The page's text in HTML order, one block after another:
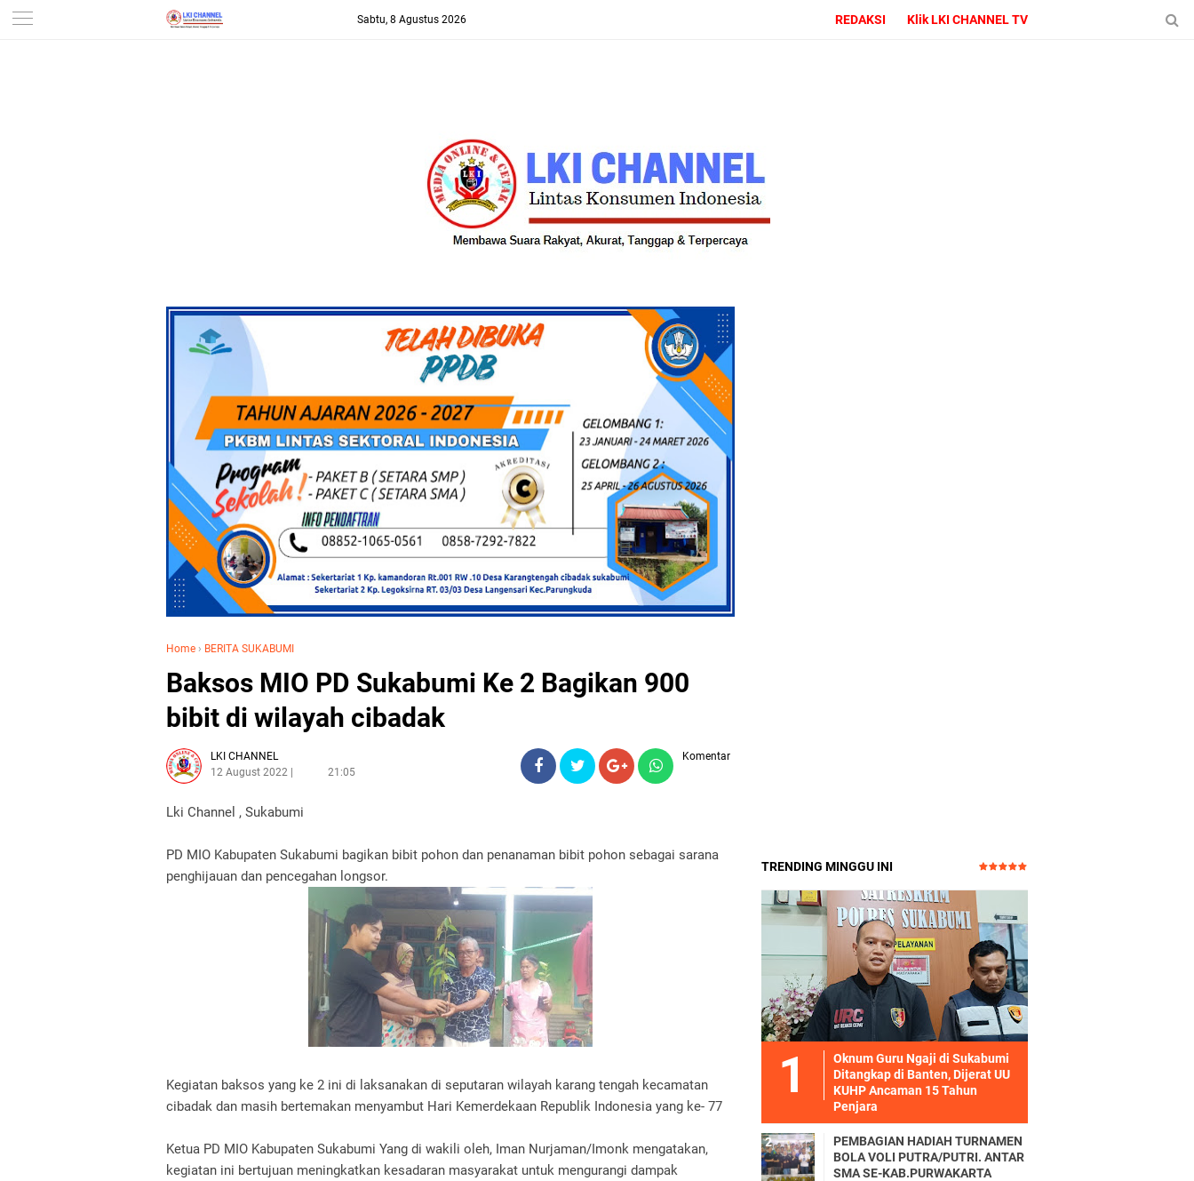
-->
Sabtu, 8 Agustus 2026 REDAKSI Klik LKI CHANNEL TV
Home › BERITA SUKABUMI
Baksos MIO PD Sukabumi Ke 2 Bagikan 900
bibit di wilayah cibadak
LKI CHANNEL
12 August 2022
21:05
Komentar
Lki Channel , Sukabumi
PD MIO Kabupaten Sukabumi bagikan bibit pohon dan penanaman bibit pohon sebagai sarana
penghijauan dan pencegahan longsor.
Kegiatan baksos yang ke 2 ini di laksanakan di seputaran wilayah karang tengah kecamatan
cibadak dan masih bertemakan menyambut Hari Kemerdekaan Republik Indonesia yang ke- 77
Ketua PD MIO Kabupaten Sukabumi Yang di wakili oleh, Iman Nurjaman/Imonk mengatakan,
kegiatan ini bertujuan meningkatkan kesadaran masyarakat untuk mengurangi dampak
TRENDING MINGGU INI
Oknum Guru Ngaji di Sukabumi
Ditangkap di Banten, Dijerat UU
KUHP Ancaman 15 Tahun
Penjara
PEMBAGIAN HADIAH TURNAMEN
BOLA VOLI PUTRA/PUTRI. ANTAR
SMA SE-KAB.PURWAKARTA